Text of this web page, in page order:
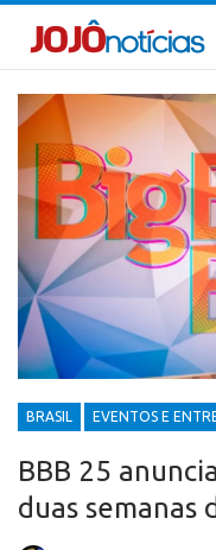
BRASIL
BBB 25
duas semanas